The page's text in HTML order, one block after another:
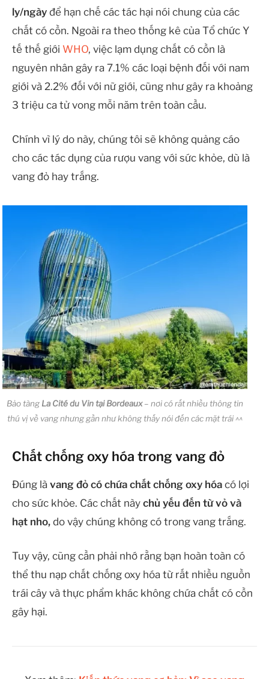
ly/ngày để hạn chế các tác hại nói chung của các
chất có cồn. Ngoài ra theo thống kê của Tổ chức Y
tế thế giới WHO, việc lạm dụng chất có cồn là
nguyên nhân gây ra 7.1% các loại bệnh đối với nam
giới và 2.2% đối với nữ giới, cũng như gây ra khoảng
3 triệu ca tử vong mỗi năm trên toàn cầu.
Chính vì lý do này, chúng tôi sẽ không quảng cáo
cho các tác dụng của rượu vang với sức khỏe, dù là
vang đỏ hay trắng.
Bảo tàngLa Cité du Vin tại Bordeaux– nơi có rất nhiều thông tin
thú vị về vang nhưng gần như không thấy nói đến các mặt trái ^^
Chất chống oxy hóa trong vang đỏ
Đúng là vang đỏ có chứa chất chống oxy hóa có lợi
cho sức khỏe. Các chất này chủ yếu đến từ vỏ và
hạt nho, do vậy chúng không có trong vang trắng.
Tuy vậy, cũng cần phải nhớ rằng bạn hoàn toàn có
thể thu nạp chất chống oxy hóa từ rất nhiều nguồn
trái cây và thực phẩm khác không chứa chất có cồn
gây hại.